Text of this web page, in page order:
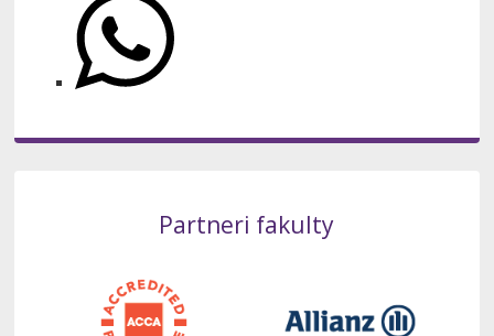
Partneri fakulty